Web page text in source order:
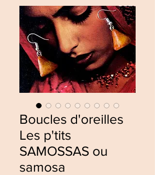
Boucles d'oreilles
Les p'tits
SAMOSSAS ou
samosa